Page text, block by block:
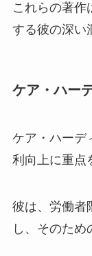
これらの著作
する彼の深い
ケア・ハー
ケア・ハーデ
利向上に重点
彼は、労働者
し、そのため